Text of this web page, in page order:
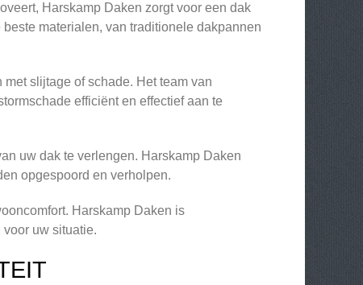
Harskamp Daken zorgt voor een dak
materialen, van traditionele dakpannen
slijtage of schade. Het team van
efficiënt en effectief aan te
uw dak te verlengen. Harskamp Daken
opgespoord en verholpen.
Harskamp Daken is
uw situatie.